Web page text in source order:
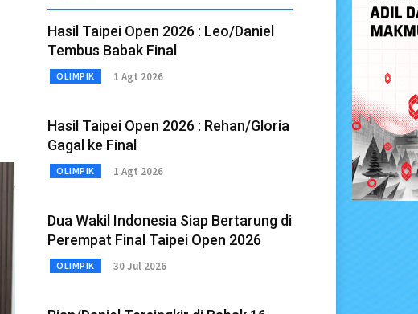
Hasil Taipei Open 2026 : Leo/Daniel
Tembus Babak Final
OLIMPIK 1 Agt 2026
Hasil Taipei Open 2026 : Rehan/Gloria
Gagal ke Final
OLIMPIK 1 Agt 2026
Dua Wakil Indonesia Siap Bertarung di
Perempat Final Taipei Open 2026
OLIMPIK 30 Jul 2026